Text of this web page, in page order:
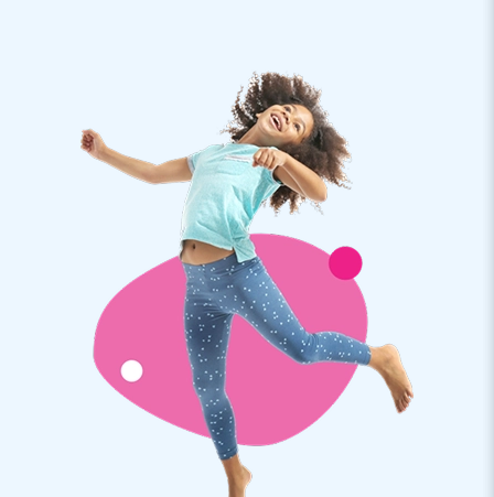
en snel op te zetten. Blaas de inflatable op, draai de IPS-
spots erin en in ongeveer 10 minuten tijd is het spel klaar
voor gebruik. Uiteraard kun je ook het IPS-systeem bij ons
kopen om de beleving helemaal compleet te maken! De
basketballen worden er niet bijgeleverd, maar de set komt
wel compleet met transportzak, blower en een duidelijke
Al meer dan 15 jaar kiezen mensen voor JB
We zijn er trots op dat JB al meer dan 15 jaar mensen
wereldwijd een gat in de lucht laat springen. Ons
professionele team van designers, ontwikkelaars en logistiek
medewerkers leverden al aan ruim 15.000 klanten unieke
opblaasattracties op grootse wijze! Onze service en levering
spreekt onze klanten aan. Zij noemen ons ook wel ‘creators